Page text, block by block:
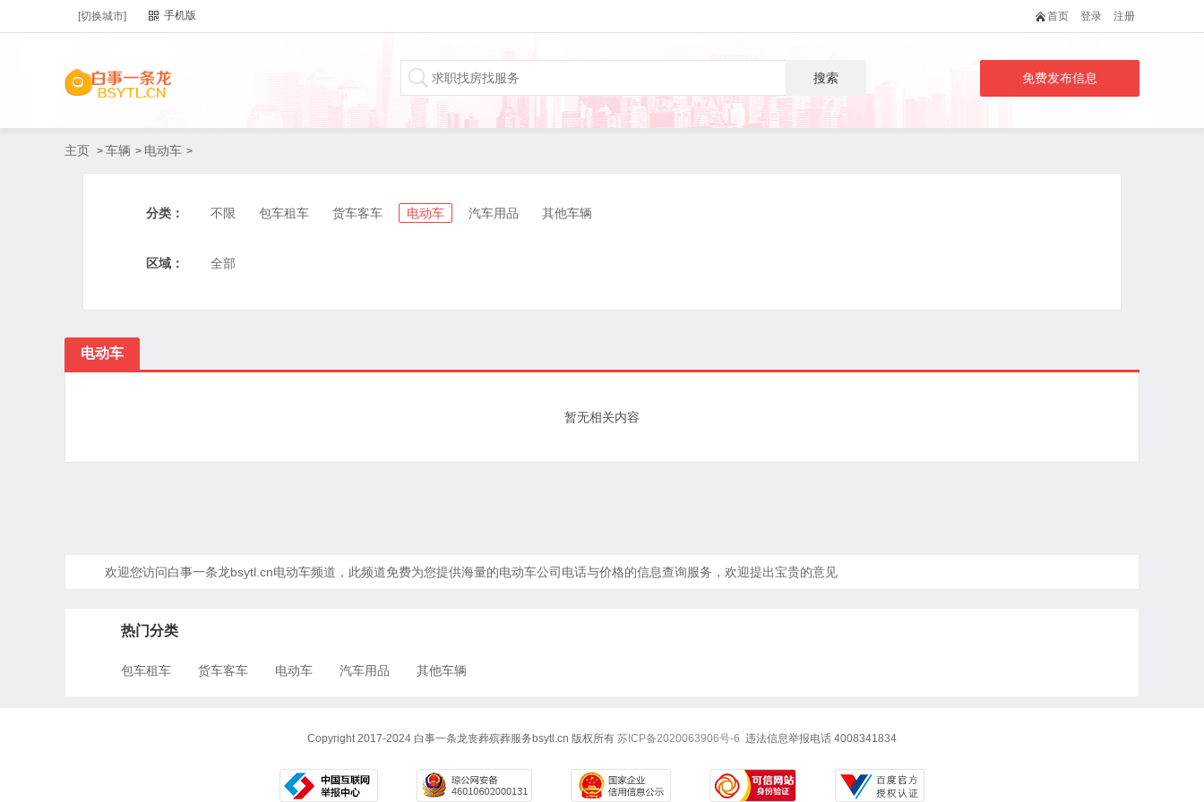
[切换城市] 手机版 首页 登录 注册
搜索 免费发布信息
主页 > 车辆 > 电动车 >
分类： 不限 包车租车 货车客车 电动车 汽车用品 其他车辆
区域： 全部
电动车
暂无相关内容
欢迎您访问白事一条龙bsytl.cn电动车频道，此频道免费为您提供海量的电动车公司电话与价格的信息查询服务，欢迎提出宝贵的意见
热门分类
包车租车 货车客车 电动车 汽车用品 其他车辆
Copyright 2017-2024 白事一条龙丧葬殡葬服务bsytl.cn 版权所有 苏ICP备2020063906号-6 违法信息举报电话 4008341834